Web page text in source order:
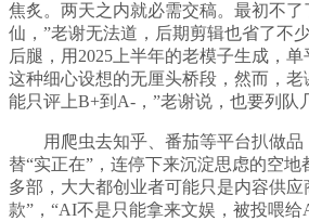
焦炙。两天之内就必需交稿。最初不
仙，”老谢无法道，后期剪辑也省了不
后腿，用2025上半年的老模子生成，
这种细心设想的无厘头桥段，然而，
能只评上B+到A-，”老谢说，也要列队
用爬虫去知乎、番茄等平台扒做品
替“实正在”，连停下来沉淀思虑的空地
多部，大大都创业者可能只是内容供应
款”，“AI不是只能拿来文娱，被投喂给